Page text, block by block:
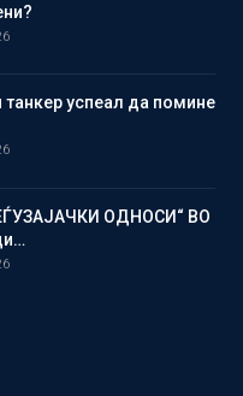
успеал да помине
ОДНОСИ“ ВО